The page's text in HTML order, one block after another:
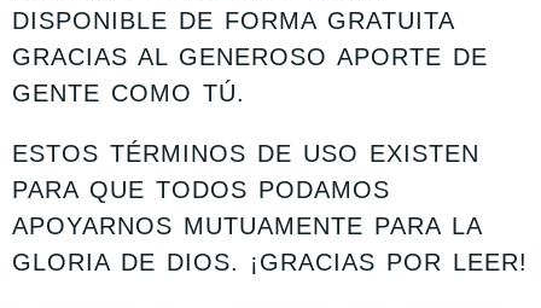
DISPONIBLE DE FORMA GRATUITA
GRACIAS AL GENEROSO APORTE DE
GENTE COMO TÚ.
ESTOS TÉRMINOS DE USO EXISTEN
PARA QUE TODOS PODAMOS
APOYARNOS MUTUAMENTE PARA LA
GLORIA DE DIOS. ¡GRACIAS POR LEER!